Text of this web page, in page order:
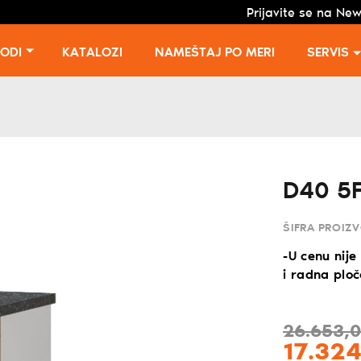
Prijavite se na
KATALOZI NAMEŠTAJ PO MERI SERVIS
D40
ŠIFRA
-U cenu
i radna
26.653,